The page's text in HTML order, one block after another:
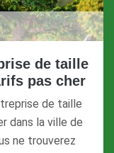
de taille
pas cher
de taille
dans la ville de
ne trouverez